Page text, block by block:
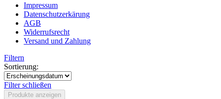
Impressum
Datenschutzerkärung
AGB
Widerrufsrecht
Versand und Zahlung
Filtern
Sortierung:
Filter schließen
Produkte anzeigen